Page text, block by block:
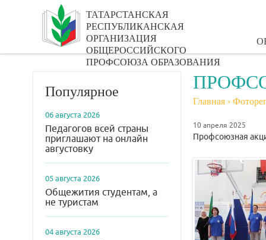
ТАТАРСТАНСКАЯ
РЕСПУБЛИКАНСКАЯ
ОРГАНИЗАЦИЯ
ОБЩЕРОССИЙСКОГО
ПРОФСОЮЗА ОБРАЗОВАНИЯ
Популярное
06 августа 2026
Педагогов всей страны
приглашают на онлайн
августовку
05 августа 2026
Общежития студентам, а
не туристам
04 августа 2026
Главная ›
10 апреля 2025
Профсоюзная